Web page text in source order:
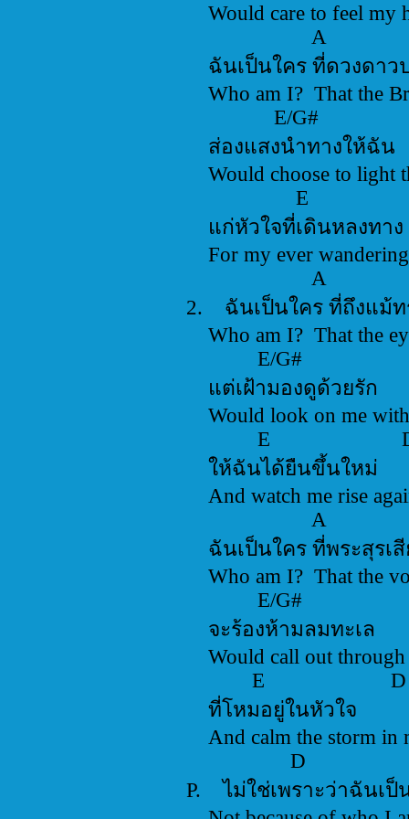
Would care to feel
A E/
ฉันเป็นใคร ที่ดวงดา
Who am I? That the
E/
ส่องแสงนำทางใ
Would choose to
E
แก่หัวใจที่เดินหลง
For my ever
A E/
2. ฉันเป็นใคร ที่ถึงแ
Who am I? That the
E/
แต่เฝ้ามองดูด้วย
Would look on me
E
ให้ฉันได้ยืนขึ้นให
And watch me rise
A E/
ฉันเป็นใคร ที่พระสุ
Who am I? That the
E/
จะร้องห้ามลมทะเ
Would call out
E
ที่โหมอยู่ในหัวใจ
And calm the
P. ไม่ใช่เพร